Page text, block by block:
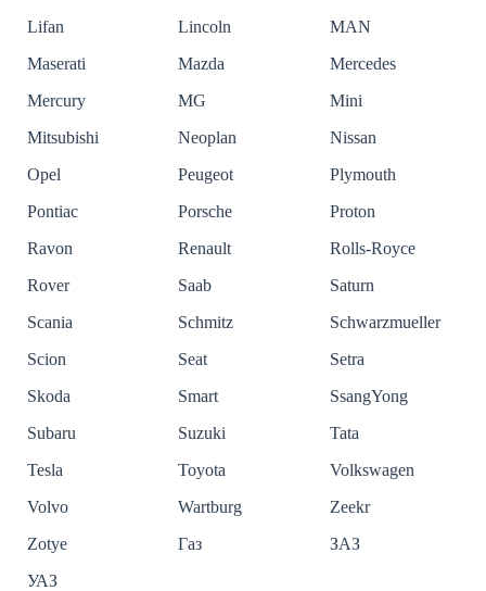
Lifan
Lincoln
MAN
Maserati
Mazda
Mercedes
Mercury
MG
Mini
Mitsubishi
Neoplan
Nissan
Opel
Peugeot
Plymouth
Pontiac
Porsche
Proton
Ravon
Renault
Rolls-Royce
Rover
Saab
Saturn
Scania
Schmitz
Schwarzmueller
Scion
Seat
Setra
Skoda
Smart
SsangYong
Subaru
Suzuki
Tata
Tesla
Toyota
Volkswagen
Volvo
Wartburg
Zeekr
Zotye
Газ
ЗАЗ
УАЗ